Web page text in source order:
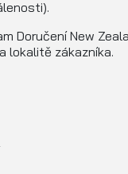
Doručení New
lokalitě zákazníka.